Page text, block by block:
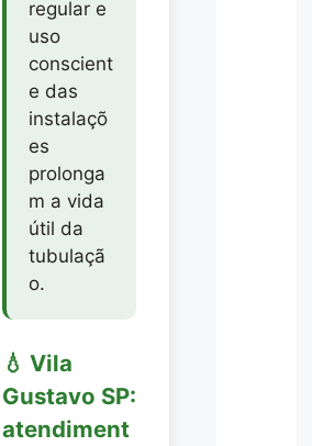
regular e
uso
conscient
e das
instalaçõ
es
prolonga
m a vida
útil da
tubulaçã
o.
💧 Vila
Gustavo SP:
atendiment